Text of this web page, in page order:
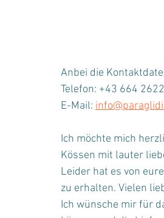
Anbei die
Telefon: +43 664
E-Mail:
Ich möchte mich
Kössen mit lauter
Leider hat es von
zu erhalten. Vielen
Ich wünsche mir für